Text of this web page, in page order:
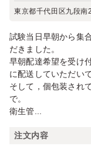
東京都千代田区九段南
試験当日早朝から集
だきました。
早朝配達希望を受け
に配送していただい
そして，個包装され
で。
衛生管...
注文内容